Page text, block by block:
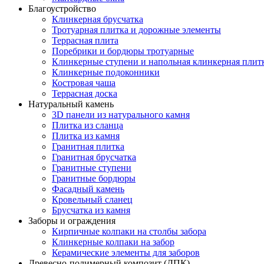
Благоустройство
Клинкерная брусчатка
Тротуарная плитка и дорожные элементы
Террасная плита
Поребрики и бордюры тротуарные
Клинкерные ступени и напольная клинкерная
Клинкерные подоконники
Костровая чаша
Террасная доска
Натуральный камень
3D панели из натурального камня
Плитка из сланца
Плитка из камня
Гранитная плитка
Гранитная брусчатка
Гранитные ступени
Гранитные бордюры
Фасадный камень
Кровельный сланец
Брусчатка из камня
Заборы и ограждения
Кирпичные колпаки на столбы забора
Клинкерные колпаки на забор
Керамические элементы для заборов